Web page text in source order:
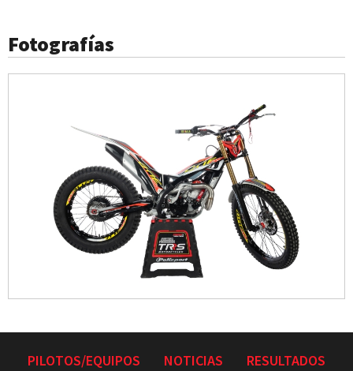
Fotografías
PILOTOS/EQUIPOS NOTICIAS RESULTADOS